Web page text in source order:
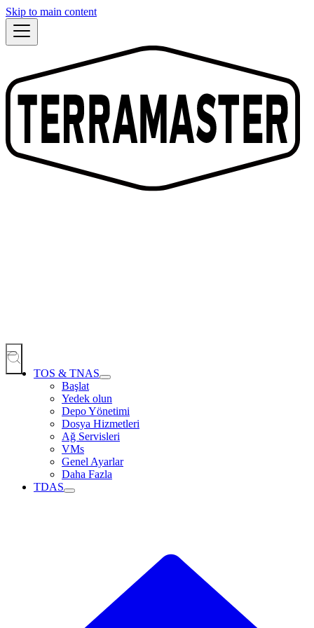
Skip to main content
TOS & TNAS
Başlat
Yedek olun
Depo Yönetimi
Dosya Hizmetleri
Ağ Servisleri
VMs
Genel Ayarlar
Daha Fazla
TDAS